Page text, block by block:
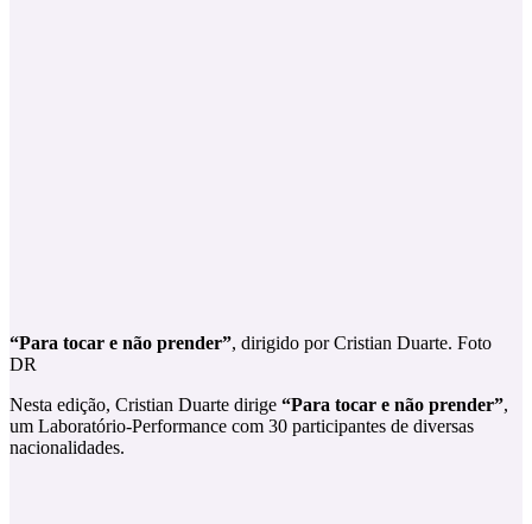
“Para tocar e não prender”, dirigido por Cristian Duarte. Foto
DR
Nesta edição, Cristian Duarte dirige “Para tocar e não prender”,
um Laboratório-Performance com 30 participantes de diversas
nacionalidades.